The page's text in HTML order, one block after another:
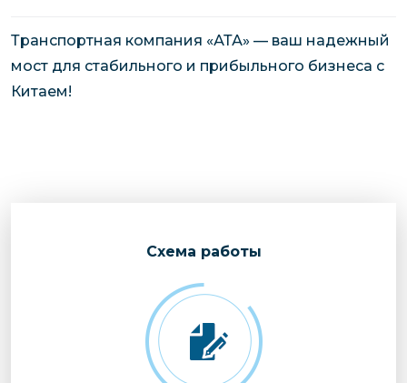
Транспортная компания «АТА» — ваш надежный
мост для стабильного и прибыльного бизнеса с
Китаем!
Cхема работы